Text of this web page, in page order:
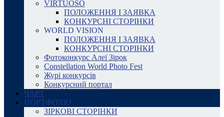
VIRTUOSO
ПОЛОЖЕННЯ І ЗАЯВКА
КОНКУРСНІ СТОРІНКИ
WORLD VISION
ПОЛОЖЕННЯ І ЗАЯВКА
КОНКУРСНІ СТОРІНКИ
Фотоконкурс Алеї Зірок
Constellation World Photo Fest
Журі конкурсів
Конкурсний портал
ЧАРТ
ПОРТФОЛІО
ЗІРКОВІ СТОРІНКИ